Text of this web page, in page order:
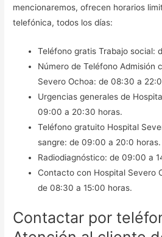
mencionaremos, ofrecen horarios
telefónica, todos los días:
Teléfono gratis Trabajo social:
Número de Teléfono Admisión
Severo Ochoa: de 08:30 a
Urgencias generales de
09:00 a 20:30 horas.
Teléfono gratuito Hospital
sangre: de 09:00 a 20:0 horas.
Radiodiagnóstico: de 09:00 a
Contacto con Hospital Severo
de 08:30 a 15:00 horas.
Contactar por